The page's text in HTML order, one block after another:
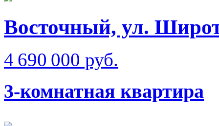
Восточный, ул.
4 690 000 руб.
3-комнатная квартира